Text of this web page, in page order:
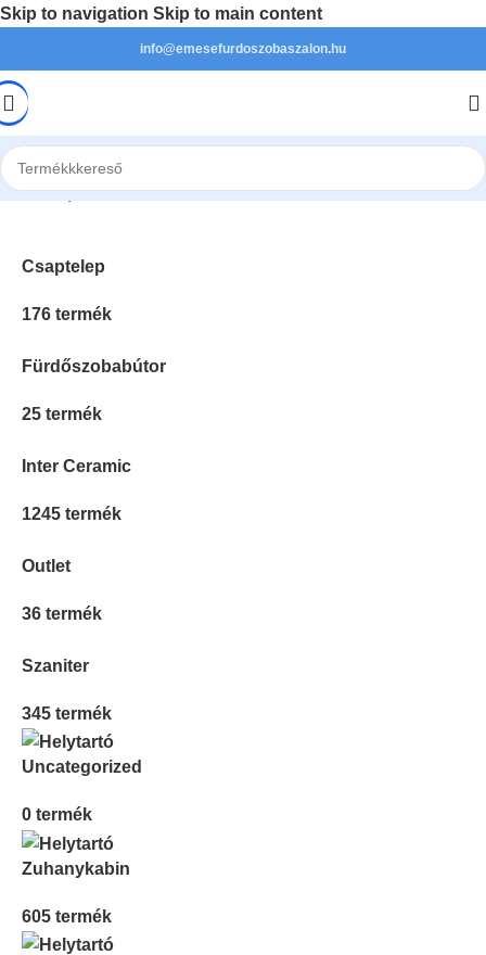
Skip to navigation Skip to main content
info@emesefurdoszobaszalon.hu
Kezdőlap/Profil termék/Fekete
Csaptelep
176 termék
Fürdőszobabútor
25 termék
Inter Ceramic
1245 termék
Outlet
36 termék
Szaniter
345 termék
Uncategorized
0 termék
Zuhanykabin
605 termék